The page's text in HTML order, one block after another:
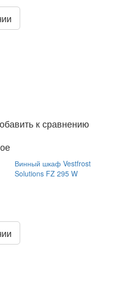
к сравнению
Винный шкаф Vestfrost
Solutions FZ 295 W